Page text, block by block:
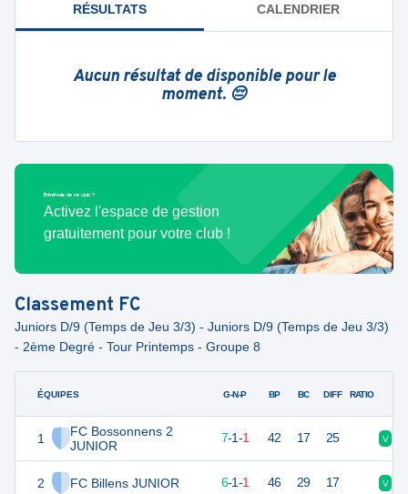
RÉSULTATS CALENDRIER
Aucun résultat de disponible pour le
moment. 😔
Bénévole de ce club ?
Activez l'espace de gestion
gratuitement pour votre club !
Classement FC
Juniors D/9 (Temps de Jeu 3/3) - Juniors D/9 (Temps de Jeu 3/3)
- 2ème Degré - Tour Printemps - Groupe 8
ÉQUIPES
1
FC Bossonnens 2
JUNIOR
2 FC Billens JUNIOR
G-N-P BP BC DIFF RATIO
22 7-1-1 42 17 25 V
19 6-1-1 46 29 17 V